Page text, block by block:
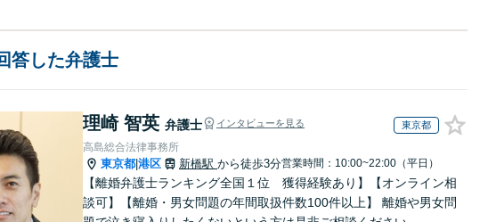
答した弁護士
理崎 智英 弁護士 インタビューを見る 東京都
高島総合法律事務所
東京都 港区 新橋駅 から徒歩3分営業時間：10:00~22:00（平日）
【離婚弁護士ランキング全国１位 獲得経験あり】【オンライン相
談可】【離婚・男女問題の年間取扱件数100件以上】 離婚や男女問